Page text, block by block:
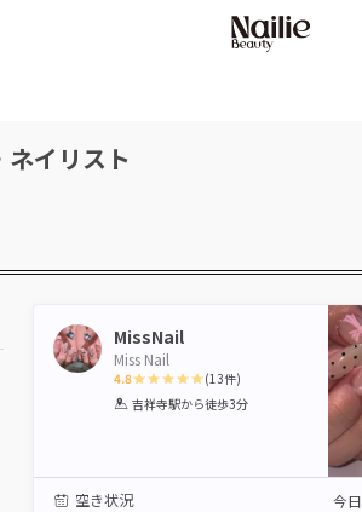
イリスト
MissNail
Miss Nail
4.8
1 2 3 4 5
(13件)
吉祥寺駅から徒歩3分
空き状況 今日